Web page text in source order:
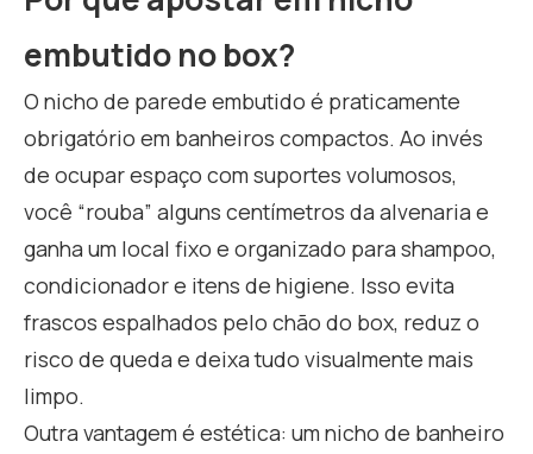
embutido no box?
O nicho de parede embutido é praticamente
obrigatório em banheiros compactos. Ao invés
de ocupar espaço com suportes volumosos,
você “rouba” alguns centímetros da alvenaria e
ganha um local fixo e organizado para shampoo,
condicionador e itens de higiene. Isso evita
frascos espalhados pelo chão do box, reduz o
risco de queda e deixa tudo visualmente mais
limpo.
Outra vantagem é estética: um nicho de banheiro